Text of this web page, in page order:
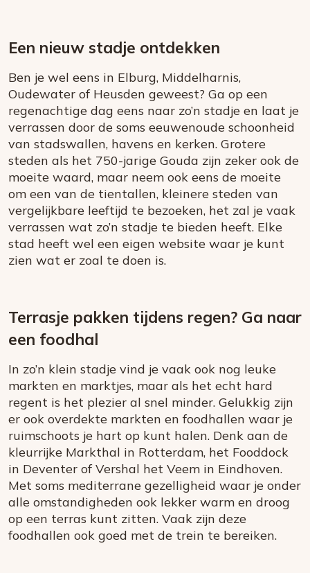
Een nieuw stadje ontdekken
Ben je wel eens in Elburg, Middelharnis,
Oudewater of Heusden geweest? Ga op een
regenachtige dag eens naar zo’n stadje en laat je
verrassen door de soms eeuwenoude schoonheid
van stadswallen, havens en kerken. Grotere
steden als het 750-jarige Gouda zijn zeker ook de
moeite waard, maar neem ook eens de moeite
om een van de tientallen, kleinere steden van
vergelijkbare leeftijd te bezoeken, het zal je vaak
verrassen wat zo’n stadje te bieden heeft. Elke
stad heeft wel een eigen website waar je kunt
zien wat er zoal te doen is.
Terrasje pakken tijdens regen? Ga naar
een foodhal
In zo’n klein stadje vind je vaak ook nog leuke
markten en marktjes, maar als het echt hard
regent is het plezier al snel minder. Gelukkig zijn
er ook overdekte markten en foodhallen waar je
ruimschoots je hart op kunt halen. Denk aan de
kleurrijke Markthal in Rotterdam, het Fooddock
in Deventer of Vershal het Veem in Eindhoven.
Met soms mediterrane gezelligheid waar je onder
alle omstandigheden ook lekker warm en droog
op een terras kunt zitten. Vaak zijn deze
foodhallen ook goed met de trein te bereiken.